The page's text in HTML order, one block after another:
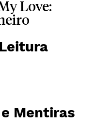
Love:
Mentiras